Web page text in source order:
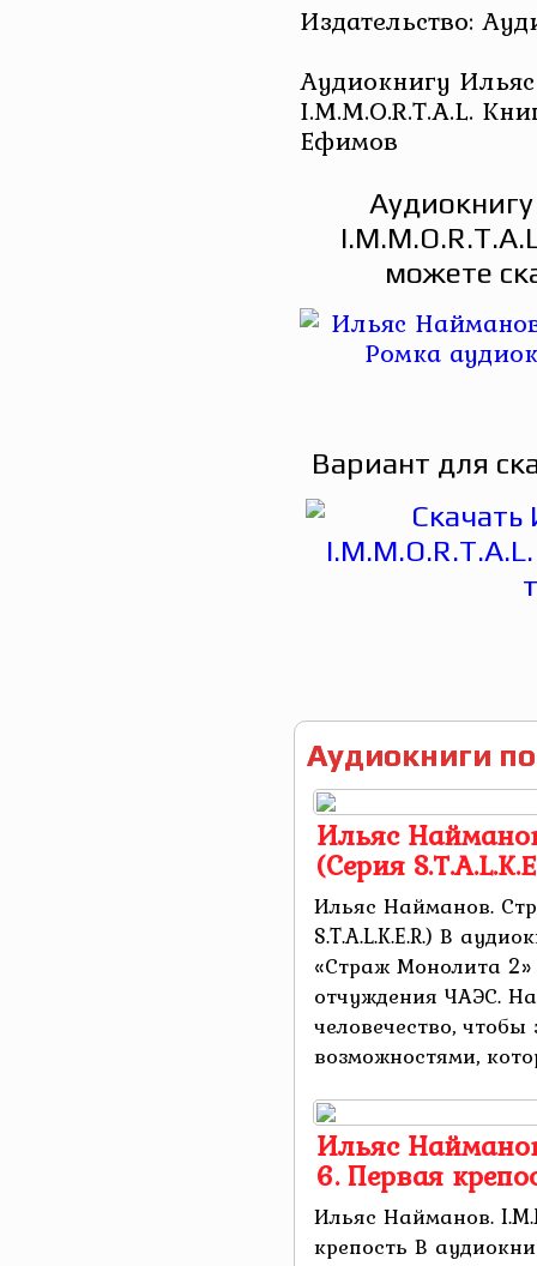
Издательство:
Аудиокнигу
I.M.M.O.R.T.A.L.
Ефимов
можете
Вариант для
Аудиокниги
Ильяс
(Серия
Ильяс Найманов.
S.T.A.L.K.E.R.) В
«Страж Монолита 2»
отчуждения ЧАЭС.
человечество,
возможностями,
Ильяс
6. Первая
Ильяс Найманов.
крепость В